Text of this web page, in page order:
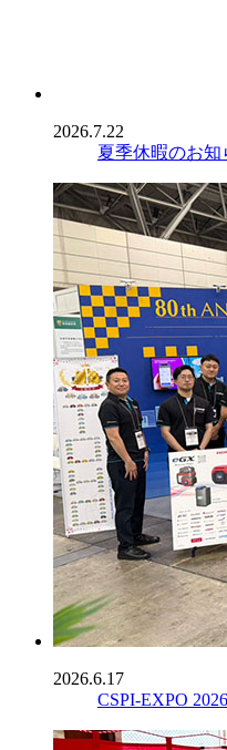
2026.7.22
夏季休暇のお知
2026.6.17
CSPI-EXPO